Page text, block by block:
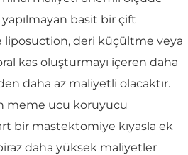
basit bir çift
deri küçültme veya
kas oluşturmayı içeren daha
daha az maliyetli olacaktır.
meme ucu koruyucu
bir mastektomiye kıyasla ek
daha yüksek maliyetler